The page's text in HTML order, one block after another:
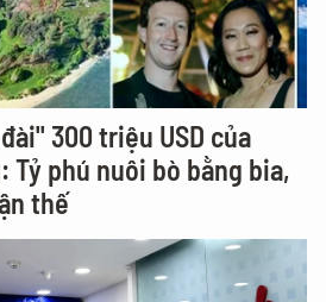
300 triệu USD của
Tỷ phú nuôi bò bằng bia,
thế